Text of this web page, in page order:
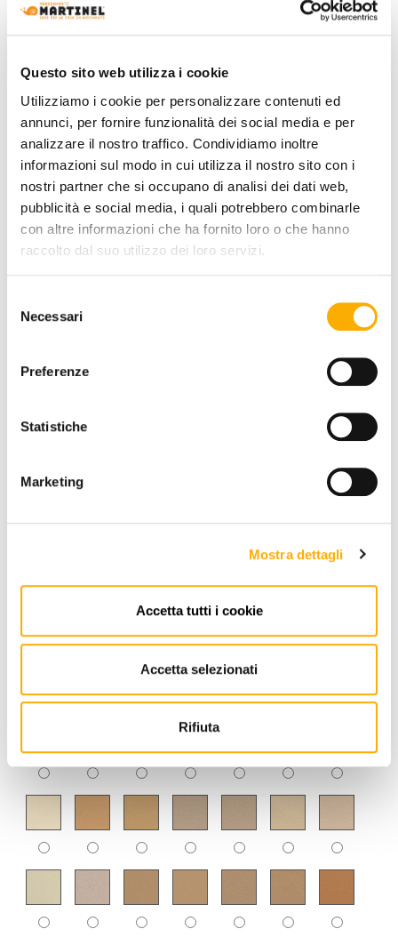
Questo sito web utilizza i cookie
Utilizziamo i cookie per personalizzare contenuti ed
annunci, per fornire funzionalità dei social media e per
analizzare il nostro traffico. Condividiamo inoltre
informazioni sul modo in cui utilizza il nostro sito con i
nostri partner che si occupano di analisi dei dati web,
pubblicità e social media, i quali potrebbero combinarle
con altre informazioni che ha fornito loro o che hanno
raccolto dal suo utilizzo dei loro servizi.
delNecessari
Preferenze
Statistiche
Marketing
Mostra dettagli
Accetta tutti i cookie
Accetta selezionati
Rifiuta